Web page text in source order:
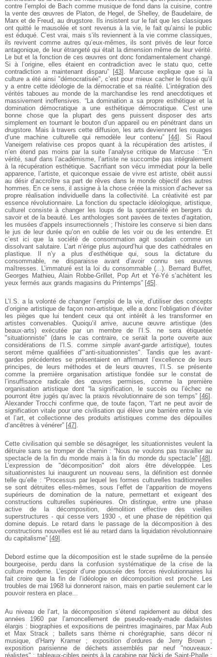
contre l’emploi de Bach comme musique de fond dans la cuisine, contre
la vente des œuvres de Platon, de Hegel, de Shelley, de Baudelaire, de
Marx et de Freud, au drugstore. Ils insistent sur le fait que les classiques
ont quitté le mausolée et sont revenus à la vie, le fait qu’ainsi le public
est éduqué. C’est vrai, mais s’ils reviennent à la vie comme classiques,
ils revivent comme autres qu’eux-mêmes, ils sont privés de leur force
antagonique, de leur étrangeté qui était la dimension même de leur vérité.
Le but et la fonction de ces œuvres ont donc fondamentalement changé.
Si à l’origine, elles étaient en contradiction avec le statu quo, cette
contradiction a maintenant disparu” [43] . Marcuse explique que si la
culture a été ainsi "démocratisée", c’est pour mieux cacher le fossé qu’il
y a entre cette idéologie de la démocratie et sa réalité. L’intégration des
vérités taboues au monde de la marchandise les rend anecdotiques et
massivement inoffensives. “La domination a sa propre esthétique et la
domination démocratique a une esthétique démocratique. C’est une
bonne chose que la plupart des gens puissent disposer des arts
simplement en tournant le bouton d’un appareil ou en pénétrant dans un
drugstore. Mais à travers cette diffusion, les arts deviennent les rouages
d’une machine culturelle qui remodèle leur contenu” [44] . Si Raoul
Vaneigem relativise ces propos quant à la récupération des artistes, il
n’en étend pas moins par la suite l’analyse critique de Marcuse : “En
vérité, sauf dans l’académisme, l’artiste ne succombe pas intégralement
à la récupération esthétique. Sacrifiant son vécu immédiat pour la belle
apparence, l’artiste, et quiconque essaie de vivre est artiste, obéit aussi
au désir d’accroître sa part de rêves dans le monde objectif des autres
hommes. En ce sens, il assigne à la chose créée la mission d’achever sa
propre réalisation individuelle dans la collectivité. La créativité est par
essence révolutionnaire. La fonction du spectacle idéologique, artistique,
culturel consiste à changer les loups de la spontanéité en bergers du
savoir et de la beauté. Les anthologies sont pavées de textes d’agitation,
les musées d’appels insurrectionnels ; l’histoire les conserve si bien dans
le jus de leur durée qu’on en oublie de les voir ou de les entendre. Et
c’est ici que la société de consommation agit soudain comme un
dissolvant salutaire. L’art n’érige plus aujourd’hui que des cathédrales en
plastique. Il n’y a plus d’esthétique qui, sous la dictature du
consommable, ne disparaisse avant d’avoir connu ses œuvres
maîtresses. L’immaturé est la loi du consommable (...). Bernard Buffet,
Georges Mathieu, Alain Robbe-Grillet, Pop Art et Yé-Yé s’achètent les
yeux fermés aux grands magasins du Printemps” [45]
L’I.S. a la volonté de changer l’emploi de la vie, d’utiliser des concepts
d’origine artistique de façon non-artistique, elle a donc l’obligation d’éviter
les pièges que lui tendent ceux qui ont intérêt à les transformer en
artistes convenables. Quoiqu’il arrive, aucune œuvre artistique (des
beaux-arts) exécutée par un membre de l’I.S. ne sera étiquetée
"situationniste" (dans le cas contraire, ce serait la porte ouverte aux
considérations de l’I.S. comme simple avant-garde artistique), toutes
seront même qualifiées d"’anti-situationnistes". Tandis que les avant-
gardes précédentes se présentaient en affirmant l’excellence de leurs
principes, de leurs méthodes et de leurs œuvres, l’I.S. se présente
comme la première organisation artistique fondée sur le constat de
l’insuffisance radicale des œuvres permises, comme la première
organisation artistique dont “la signification, le succès ou l’échec ne
pourront être jugés qu’avec la praxis révolutionnaire de son temps”[46]
Alexander Trocchi confirme que, de toute façon, “l’art ne peut avoir de
signification vitale pour une civilisation qui élève une barrière entre la vie
et l’art, et collectionne des produits artistiques comme des dépouilles
d’ancêtres à vénérer” [47]
Cette civilisation qui semble se désagréger, les situationnistes veulent la
détruire sans se tromper de chemin : “Nous ne voulons pas travailler au
spectacle de la fin du monde mais à la fin du monde du spectacle” [48]
L’expression de "décomposition" doit alors être développée. Les
situationnistes lui inaugurent un nouveau sens, la définition est donnée
telle qu’elle : “Processus par lequel les formes culturelles traditionnelles
se sont détruites elles-mêmes, sous l’effet de l’apparition de moyens
supérieurs de domination de la nature, permettant et exigeant des
constructions culturelles supérieures. On distingue, entre une phase
active de la décomposition, démolition effective des vieilles
superstructures - qui cesse vers 1930 -, et une phase de répétition qui
domine depuis. Le retard dans le passage de la décomposition à des
constructions nouvelles est lié au retard dans la liquidation révolutionnaire
du capitalisme” [49]
Debord estime que la décomposition est le stade suprême de la pensée
bourgeoise, perdu dans la confusion systématique de la crise de la
culture moderne. L’espoir d’une poussée des forces révolutionnaires lui
fait croire que la fin de l’idéologie en décomposition est proche. Les
troubles de mai 1968 lui donneront raison, mais en partie seulement car le
pouvoir restera en place...
Au niveau de l’art, la décomposition s’étend rapidement au début des
années 1960 par l’amoncellement de pseudo-ready-made dadaïstes
élargis : biographies et expositions de peintres imaginaires, par Max Aub
et Max Strack ; ballets sans thème ni chorégraphie, sans décor ni
musique, d’Harry Kramer ; exposition d’ordures de Jerry Brown ;
exposition parisienne de déchets assemblés par neuf "nouveaux-
réalistes" ; tableaux-cibles peints à la carabine par Nicki de Saint-Phalle ;